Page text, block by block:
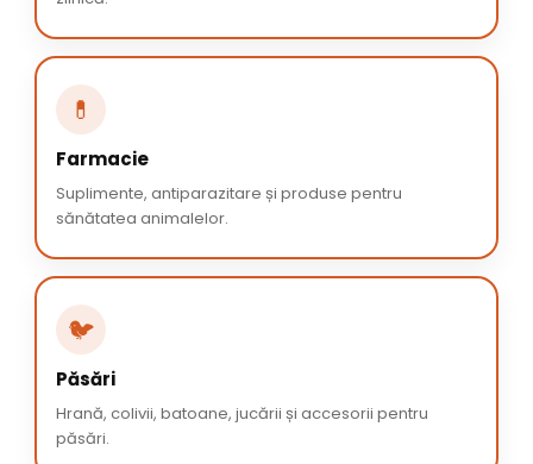
💊
Farmacie
Suplimente, antiparazitare și produse pentru
sănătatea animalelor.
🐦
Păsări
Hrană, colivii, batoane, jucării și accesorii pentru
păsări.